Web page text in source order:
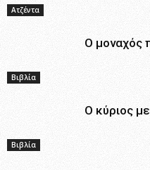
Ατζέντα
Βιβλία
Ο μοναχός
Βιβλία
Ο κύριος